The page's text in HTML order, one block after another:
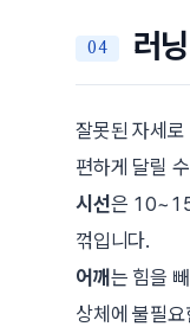
러
잘못된 자세
편하게 달릴
시선은
꺾입니다.
어깨는 힘을
상체에 불필